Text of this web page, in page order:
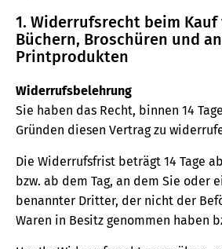
1. Widerrufsrecht beim
Büchern, Broschüren und
Printprodukten
Widerrufsbelehrung
Sie haben das Recht, binnen 14
Gründen diesen Vertrag zu
Die Widerrufsfrist beträgt 14 Tage
bzw. ab dem Tag, an dem Sie oder
benannter Dritter, der nicht der
Waren in Besitz genommen haben